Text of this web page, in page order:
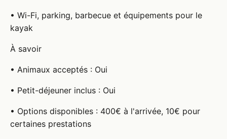
• Wi-Fi, parking, barbecue et équipements pour le
kayak
À savoir
• Animaux acceptés : Oui
• Petit-déjeuner inclus : Oui
• Options disponibles : 400€ à l'arrivée, 10€ pour
certaines prestations